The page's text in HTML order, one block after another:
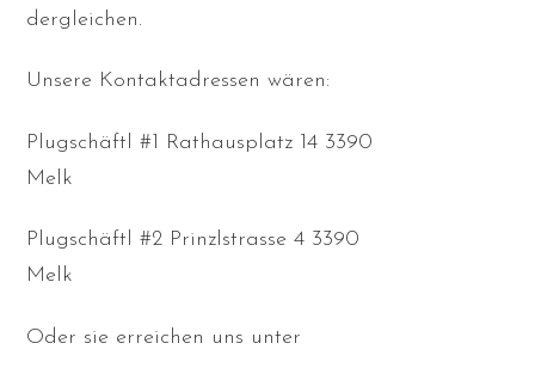
dergleichen.
Unsere Kontaktadressen wären:
Plugschäftl #1 Rathausplatz 14 3390
Melk
Plugschäftl #2 Prinzlstrasse 4 3390
Melk
Oder sie erreichen uns unter